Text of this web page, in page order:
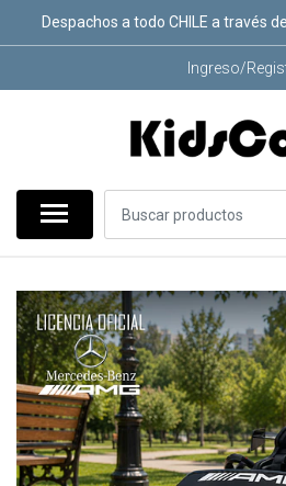
Despachos a todo CHILE a través
Ingreso/